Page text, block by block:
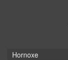
Hornoxe